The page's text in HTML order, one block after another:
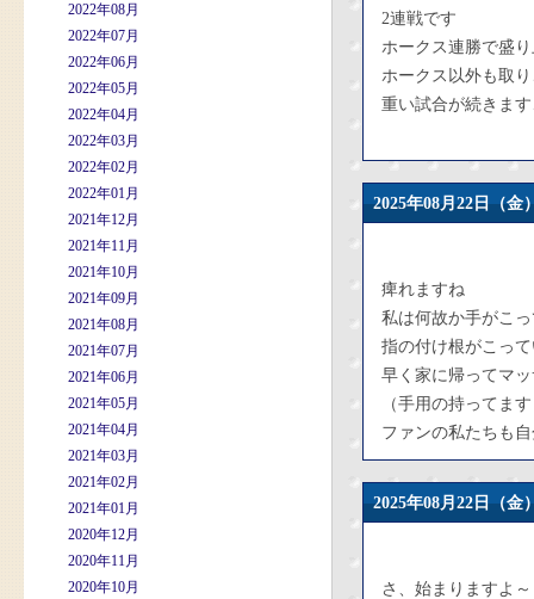
2022年08月
2022年07月
2022年06月
2022年05月
2022年04月
2022年03月
2022年02月
2022年01月
2021年12月
2021年11月
2021年10月
2021年09月
2021年08月
2021年07月
2021年06月
2021年05月
2021年04月
2021年03月
2021年02月
2021年01月
2020年12月
2020年11月
2020年10月
2連戦です
ホークス連勝で盛
ホークス以外も取
重い試合が続きま
2025年08月22日
痺れますね
私は何故か手がこ
指の付け根がこっ
早く家に帰ってマ
（手用の持ってま
ファンの私たちも
2025年08月22日
さ、始まりますよ～